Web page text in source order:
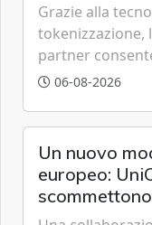
Grazie alla
tokenizzazione,
partner
all'eolico
06-08-2026
Un nuovo
europeo:
tecnologica